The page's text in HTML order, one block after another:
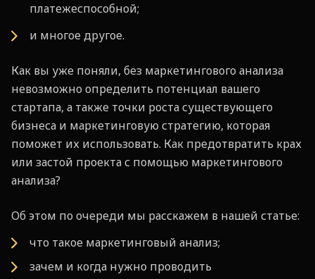
платежеспособной;
и многое другое.
Как вы уже поняли, без маркетингового анализа
невозможно определить потенциал вашего
стартапа, а также точки роста существующего
бизнеса и маркетинговую стратегию, которая
поможет их использовать. Как предотвратить крах
или застой проекта с помощью маркетингового
анализа?
Об этом по очереди мы расскажем в нашей статье:
что такое маркетинговый анализ;
зачем и когда нужно проводить